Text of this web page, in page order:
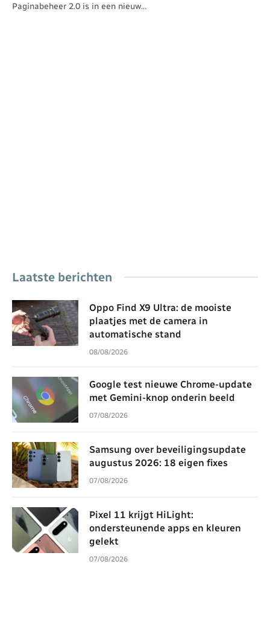
Paginabeheer 2.0 is in een nieuw…
Laatste berichten
Oppo Find X9 Ultra: de mooiste
plaatjes met de camera in
automatische stand
08/08/2026
Google test nieuwe Chrome-update
met Gemini-knop onderin beeld
07/08/2026
Samsung over beveiligingsupdate
augustus 2026: 18 eigen fixes
07/08/2026
Pixel 11 krijgt HiLight:
ondersteunende apps en kleuren
gelekt
07/08/2026